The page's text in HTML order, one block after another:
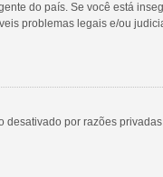
do país. Se você está
problemas legais e/ou
desativado por razões